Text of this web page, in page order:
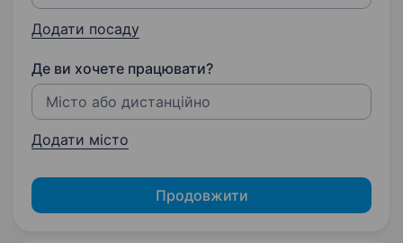
Додати посаду
Де ви хочете працювати?
Додати місто
Продовжити